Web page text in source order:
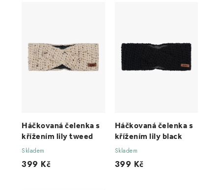
Háčkovaná čelenka s
křížením lily tweed
Skladem
399 Kč
Háčkovaná čelenka s
křížením lily black
Skladem
399 Kč